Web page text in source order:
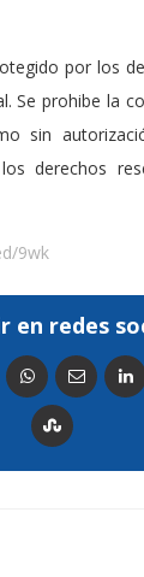
por los
Se prohibe la
sin
derechos
9wk
en redes